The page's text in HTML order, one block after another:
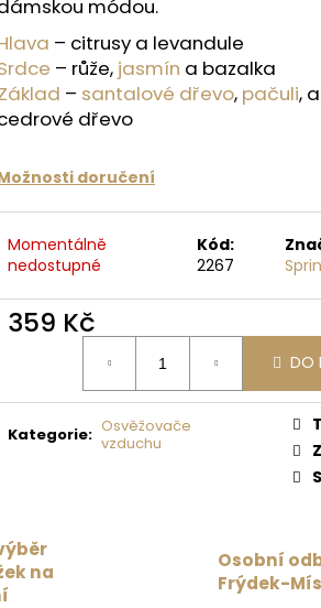
módou.
– citrusy a levandule
– růže, jasmín a bazalka
– santalové dřevo, pačuli,
dřevo
doručení
Momentálně
nedostupné
Kód:
2267
359 Kč
DO
Kategorie: Osvěžovače
vzduchu
na
Osobní
Frýdek-
099 Kč